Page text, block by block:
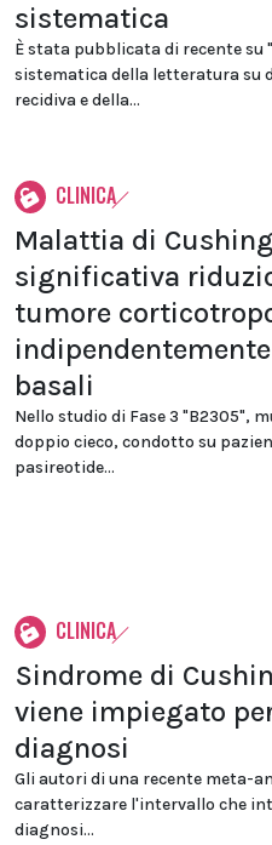
sistematica
È stata pubblicata di recente su
sistematica della letteratura su
recidiva e della...
CLINICA
Malattia di
significativa
tumore
basali
Nello studio di Fase 3 "B2305",
doppio cieco, condotto su
pasireotide...
CLINICA
Sindrome di
viene impiegato
diagnosi
Gli autori di una recente meta-
caratterizzare l'intervallo che
diagnosi...